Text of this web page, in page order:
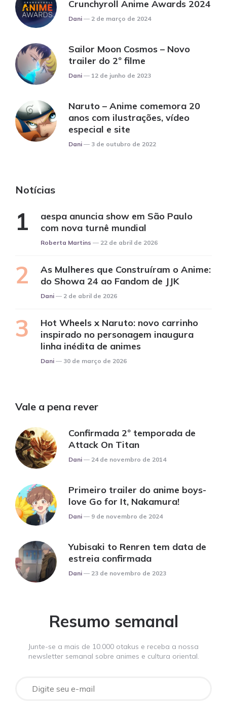
Crunchyroll Anime Awards 2024
Posted
Dani 2 de março de 2024
Sailor Moon Cosmos – Novo
trailer do 2º filme
Posted
Dani 12 de junho de 2023
Naruto – Anime comemora 20
anos com ilustrações, vídeo
especial e site
Posted
Dani 3 de outubro de 2022
Notícias
aespa anuncia show em São Paulo
com nova turnê mundial
Posted
Roberta Martins 22 de abril de 2026
As Mulheres que Construíram o Anime:
do Showa 24 ao Fandom de JJK
Posted
Dani 2 de abril de 2026
Hot Wheels x Naruto: novo carrinho
inspirado no personagem inaugura
linha inédita de animes
Posted
Dani 30 de março de 2026
Vale a pena rever
Confirmada 2º temporada de
Attack On Titan
Posted
Dani 24 de novembro de 2014
Primeiro trailer do anime boys-
love Go for It, Nakamura!
Posted
Dani 9 de novembro de 2024
Yubisaki to Renren tem data de
estreia confirmada
Posted
Dani 23 de novembro de 2023
Resumo semanal
Junte-se a mais de 10.000 otakus e receba a nossa
newsletter semanal sobre animes e cultura oriental.